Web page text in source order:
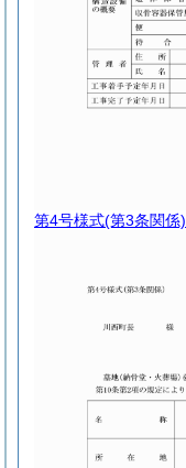
第4号様式(第3条関係)